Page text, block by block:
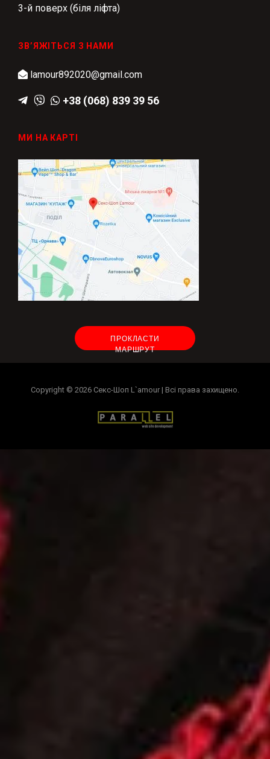
3-й поверх (біля ліфта)
ЗВ’ЯЖІТЬСЯ З НАМИ
lamour892020@gmail.com
+38 (068) 839 39 56
МИ НА КАРТІ
ПРОКЛАСТИ
МАРШРУТ
Copyright © 2026 Секс-Шоп L`amour | Всі права захищено.